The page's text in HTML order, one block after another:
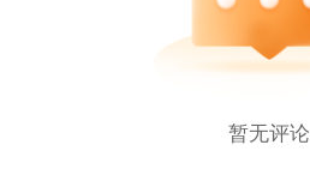
暂无评论